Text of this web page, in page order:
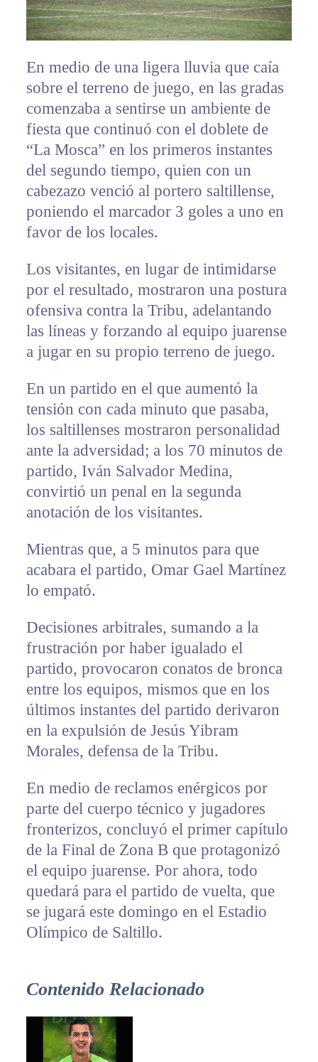
En medio de una ligera lluvia que caía
sobre el terreno de juego, en las gradas
comenzaba a sentirse un ambiente de
fiesta que continuó con el doblete de
“La Mosca” en los primeros instantes
del segundo tiempo, quien con un
cabezazo venció al portero saltillense,
poniendo el marcador 3 goles a uno en
favor de los locales.
Los visitantes, en lugar de intimidarse
por el resultado, mostraron una postura
ofensiva contra la Tribu, adelantando
las líneas y forzando al equipo juarense
a jugar en su propio terreno de juego.
En un partido en el que aumentó la
tensión con cada minuto que pasaba,
los saltillenses mostraron personalidad
ante la adversidad; a los 70 minutos de
partido, Iván Salvador Medina,
convirtió un penal en la segunda
anotación de los visitantes.
Mientras que, a 5 minutos para que
acabara el partido, Omar Gael Martínez
lo empató.
Decisiones arbitrales, sumando a la
frustración por haber igualado el
partido, provocaron conatos de bronca
entre los equipos, mismos que en los
últimos instantes del partido derivaron
en la expulsión de Jesús Yibram
Morales, defensa de la Tribu.
En medio de reclamos enérgicos por
parte del cuerpo técnico y jugadores
fronterizos, concluyó el primer capítulo
de la Final de Zona B que protagonizó
el equipo juarense. Por ahora, todo
quedará para el partido de vuelta, que
se jugará este domingo en el Estadio
Olímpico de Saltillo.
Contenido Relacionado